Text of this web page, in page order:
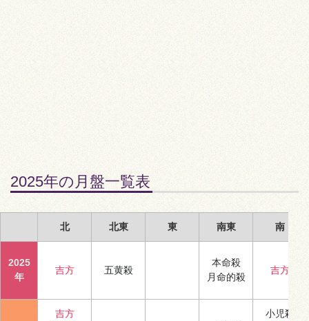
2025年の月盤一覧表
北 北東 東 南東 南
2025
年
吉方 五黄殺
本命殺
月命的殺
吉方
吉方
小児殺